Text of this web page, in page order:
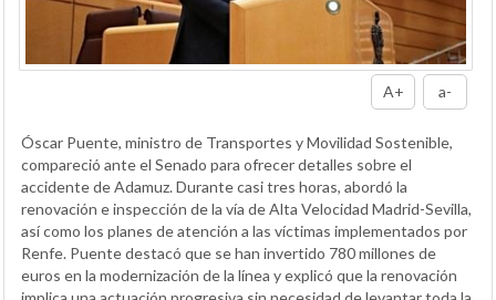
A+ a-
Óscar Puente, ministro de Transportes y Movilidad Sostenible,
compareció ante el Senado para ofrecer detalles sobre el
accidente de Adamuz. Durante casi tres horas, abordó la
renovación e inspección de la vía de Alta Velocidad Madrid-Sevilla,
así como los planes de atención a las víctimas implementados por
Renfe. Puente destacó que se han invertido 780 millones de
euros en la modernización de la línea y explicó que la renovación